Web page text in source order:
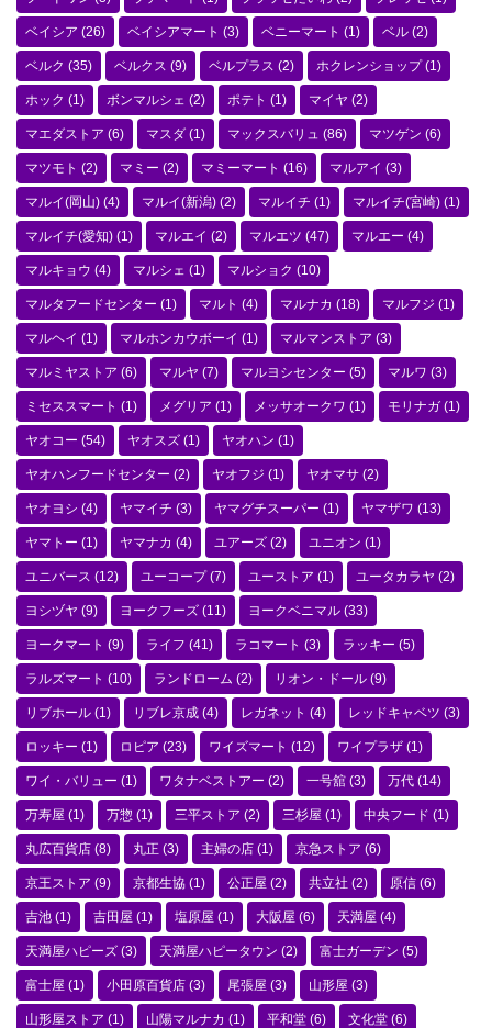
ベイシア (26) ベイシアマート (3) ベニーマート (1) ベル (2)
ベルク (35) ベルクス (9) ベルプラス (2) ホクレンショップ(1)
ホック (1) ボンマルシェ (2) ポテト (1) マイヤ (2)
マエダストア (6) マスダ (1) マックスバリュ (86) マツゲン (6)
マツモト (2) マミー (2) マミーマート (16) マルアイ (3)
マルイ(岡山) (4) マルイ(新潟) (2) マルイチ (1) マルイチ(宮崎) (1)
マルイチ(愛知) (1) マルエイ (2) マルエツ (47) マルエー (4)
マルキョウ (4) マルシェ (1) マルショク (10)
マルタフードセンター (1) マルト (4) マルナカ (18) マルフジ (1)
マルヘイ (1) マルホンカウボーイ (1) マルマンストア (3)
マルミヤストア (6) マルヤ (7) マルヨシセンター (5) マルワ (3)
ミセススマート (1) メグリア (1) メッサオークワ (1) モリナガ (1)
ヤオコー (54) ヤオスズ (1) ヤオハン (1)
ヤオハンフードセンター (2) ヤオフジ (1) ヤオマサ (2)
ヤオヨシ (4) ヤマイチ (3) ヤマグチスーパー (1) ヤマザワ (13)
ヤマトー (1) ヤマナカ (4) ユアーズ (2) ユニオン (1)
ユニバース (12) ユーコープ(7) ユーストア (1) ユータカラヤ (2)
ヨシヅヤ (9) ヨークフーズ (11) ヨークベニマル (33)
ヨークマート (9) ライフ (41) ラコマート (3) ラッキー (5)
ラルズマート (10) ランドローム (2) リオン・ドール (9)
リブホール (1) リブレ京成 (4) レガネット (4) レッドキャベツ (3)
ロッキー (1) ロピア (23) ワイズマート (12) ワイプラザ (1)
ワイ・バリュー (1) ワタナベストアー (2) 一号舘 (3) 万代 (14)
万寿屋 (1) 万惣 (1) 三平ストア (2) 三杉屋 (1) 中央フード (1)
丸広百貨店 (8) 丸正 (3) 主婦の店 (1) 京急ストア (6)
京王ストア (9) 京都生協 (1) 公正屋 (2) 共立社 (2) 原信 (6)
吉池 (1) 吉田屋 (1) 塩原屋 (1) 大阪屋 (6) 天満屋 (4)
天満屋ハピーズ (3) 天満屋ハピータウン (2) 富士ガーデン (5)
富士屋 (1) 小田原百貨店 (3) 尾張屋 (3) 山形屋 (3)
山形屋ストア (1) 山陽マルナカ (1) 平和堂 (6) 文化堂 (6)